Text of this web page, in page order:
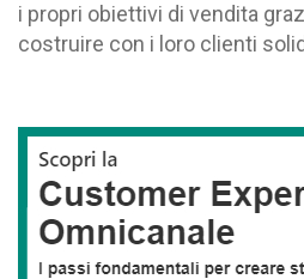
i propri obiettivi di vendita
costruire con i loro clienti